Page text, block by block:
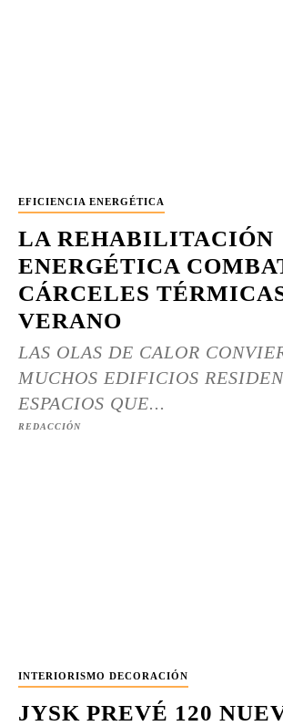
EFICIENCIA ENERGÉTICA
LA REHABILITACIÓN
ENERGÉTICA
CÁRCELES
VERANO
LAS OLAS DE CALOR
MUCHOS EDIFICIOS
ESPACIOS QUE...
REDACCIÓN
INTERIORISMO DECORACIÓN
JYSK PREVÉ 120